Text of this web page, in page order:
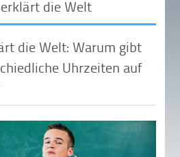
die Welt
die Welt: Warum gibt
Uhrzeiten auf